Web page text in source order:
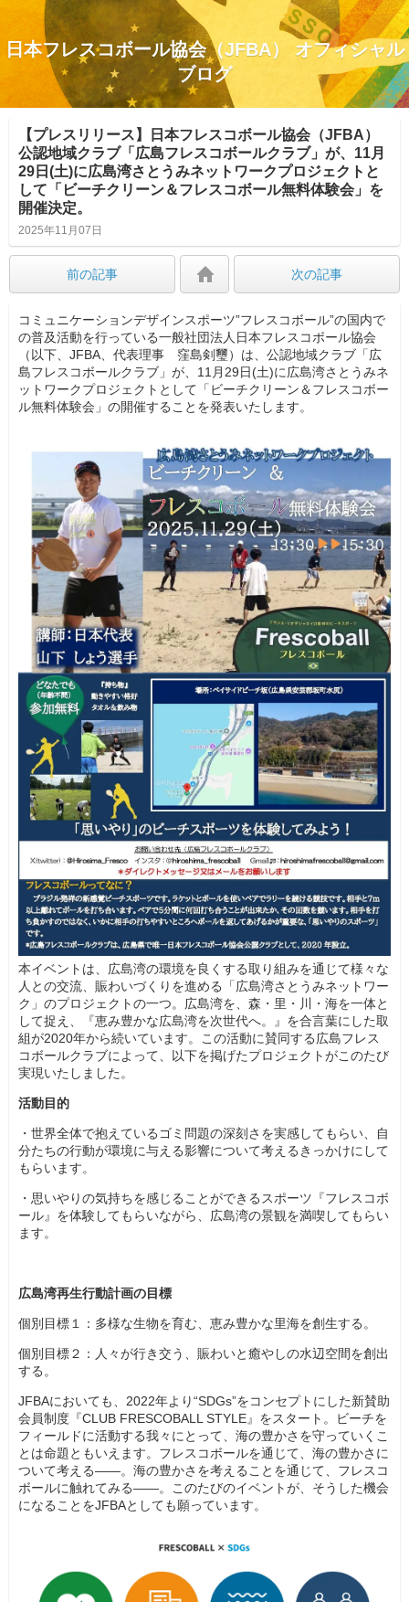
日本フレスコボール協会（JFBA） オフィシャル
ブログ
【プレスリリース】日本フレスコボール協会（JFBA）
公認地域クラブ「広島フレスコボールクラブ」が、11月
29日(土)に広島湾さとうみネットワークプロジェクトと
して「ビーチクリーン＆フレスコボール無料体験会」を
開催決定。
2025年11月07日
前の記事 次の記事
コミュニケーションデザインスポーツ”フレスコボール”の国内で
の普及活動を行っている一般社団法人日本フレスコボール協会
（以下、JFBA、代表理事 窪島剣璽）は、公認地域クラブ「広
島フレスコボールクラブ」が、11月29日(土)に広島湾さとうみネ
ットワークプロジェクトとして「ビーチクリーン＆フレスコボー
ル無料体験会」の開催することを発表いたします。
本イベントは、広島湾の環境を良くする取り組みを通じて様々な
人との交流、賑わいづくりを進める「広島湾さとうみネットワー
ク」のプロジェクトの一つ。広島湾を、森・里・川・海を一体と
して捉え、『恵み豊かな広島湾を次世代へ。』を合言葉にした取
組が2020年から続いています。この活動に賛同する広島フレス
コボールクラブによって、以下を掲げたプロジェクトがこのたび
実現いたしました。
活動目的
・世界全体で抱えているゴミ問題の深刻さを実感してもらい、自
分たちの行動が環境に与える影響について考えるきっかけにして
もらいます。
・思いやりの気持ちを感じることができるスポーツ『フレスコボ
ール』を体験してもらいながら、広島湾の景観を満喫してもらい
ます。
広島湾再生行動計画の目標
個別目標１：多様な生物を育む、恵み豊かな里海を創生する。
個別目標２：人々が行き交う、賑わいと癒やしの水辺空間を創出
する。
JFBAにおいても、2022年より“SDGs”をコンセプトにした新賛助
会員制度『CLUB FRESCOBALL STYLE』をスタート。ビーチを
フィールドに活動する我々にとって、海の豊かさを守っていくこ
とは命題ともいえます。フレスコボールを通じて、海の豊かさに
ついて考える――。海の豊かさを考えることを通じて、フレスコ
ボールに触れてみる――。このたびのイベントが、そうした機会
になることをJFBAとしても願っています。